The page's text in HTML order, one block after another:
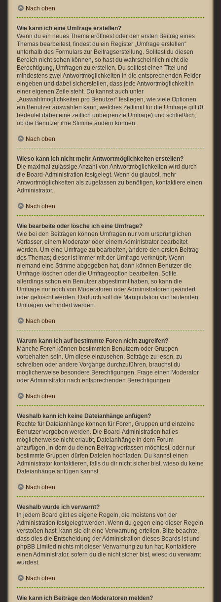
Nach oben
Wie kann ich eine Umfrage erstellen?
Wenn du ein neues Thema eröffnest oder den ersten Beitrag eines
Themas bearbeitest, findest du ein Register „Umfrage erstellen“
unterhalb des Formulars zur Beitragserstellung. Solltest du diesen
Bereich nicht sehen können, so hast du wahrscheinlich nicht die
Berechtigung, Umfragen zu erstellen. Du solltest einen Titel und
mindestens zwei Antwortmöglichkeiten in die entsprechenden Felder
eingeben und dabei sicherstellen, dass jede Antwortmöglichkeit in
einer eigenen Zeile steht. Du kannst auch unter
„Auswahlmöglichkeiten pro Benutzer“ festlegen, wie viele Optionen
ein Benutzer auswählen kann, welches Zeitlimit für die Umfrage gilt (0
bedeutet dabei eine zeitlich unbegrenzte Umfrage) und schließlich,
ob die Benutzer ihre Stimme ändern können.
Nach oben
Wieso kann ich nicht mehr Antwortmöglichkeiten erstellen?
Die maximal zulässige Anzahl von Antwortmöglichkeiten wird durch
die Board-Administration festgelegt. Wenn du glaubst, mehr
Antwortmöglichkeiten als zugelassen zu benötigen, kontaktiere einen
Administrator.
Nach oben
Wie bearbeite oder lösche ich eine Umfrage?
Wie bei den Beiträgen können Umfragen nur vom ursprünglichen
Verfasser, einem Moderator oder einem Administrator bearbeitet
werden. Um eine Umfrage zu bearbeiten, ändere den ersten Beitrag
des Themas; dieser ist immer mit der Umfrage verknüpft. Wenn
niemand eine Stimme abgegeben hat, dann können Benutzer die
Umfrage löschen oder die Umfrageoption bearbeiten. Sollte
allerdings schon ein Benutzer abgestimmt haben, so kann die
Umfrage nur noch von Moderatoren oder Administratoren geändert
oder gelöscht werden. Dadurch soll die Manipulation von laufenden
Umfragen verhindert werden.
Nach oben
Warum kann ich auf bestimmte Foren nicht zugreifen?
Manche Foren können bestimmten Benutzern oder Gruppen
vorbehalten sein. Um diese einzusehen, Beiträge zu lesen, zu
schreiben oder andere Vorgänge durchzuführen, brauchst du
möglicherweise besondere Berechtigungen. Frage einen Moderator
oder Administrator nach entsprechenden Berechtigungen.
Nach oben
Weshalb kann ich keine Dateianhänge anfügen?
Rechte für Dateianhänge können für Foren, Gruppen und einzelne
Benutzer vergeben werden. Die Board-Administration hat es
möglicherweise nicht erlaubt, Dateianhänge in dem Forum
anzufügen, in dem du deinen Beitrag verfassen möchtest, oder nur
bestimmte Gruppen dürfen Dateien hochladen. Du kannst einen
Administrator kontaktieren, falls du dir nicht sicher bist, wieso du keine
Dateianhänge anfügen kannst.
Nach oben
Weshalb wurde ich verwarnt?
In jedem Board gibt es eigene Regeln, die meistens von der
Administration festgelegt werden. Wenn du gegen eine dieser Regeln
verstoßen hast, kann sie dir eine Verwarnung erteilen. Bitte beachte,
dass dies die Entscheidung der Administration dieses Boards ist und
phpBB Limited nichts mit dieser Verwarnung zu tun hat. Kontaktiere
einen Administrator, sofern du die nicht sicher bist, wieso du verwarnt
wurdest.
Nach oben
Wie kann ich Beiträge den Moderatoren melden?